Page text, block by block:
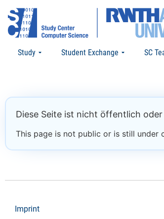
Study Student Exchange SC
Diese Seite ist nicht öffentlich
This page is not public or is still under
Imprint